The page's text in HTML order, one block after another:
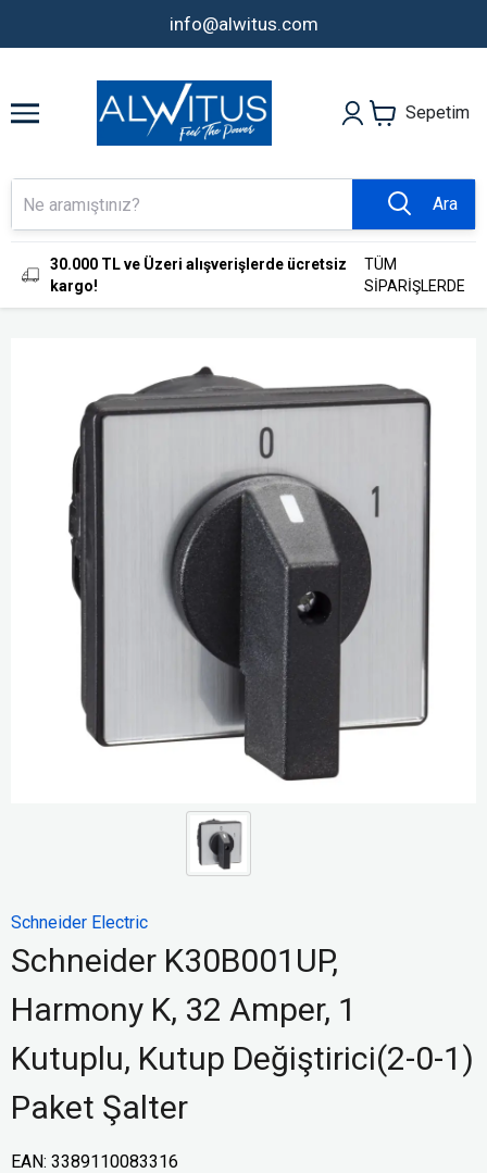
info@alwitus.com
Sepetim
Ara
30.000 TL ve Üzeri alışverişlerde ücretsiz
kargo!
TÜM
SİPARİŞLERDE
Schneider Electric
Schneider K30B001UP,
Harmony K, 32 Amper, 1
Kutuplu, Kutup Değiştirici(2-0-1)
Paket Şalter
EAN: 3389110083316